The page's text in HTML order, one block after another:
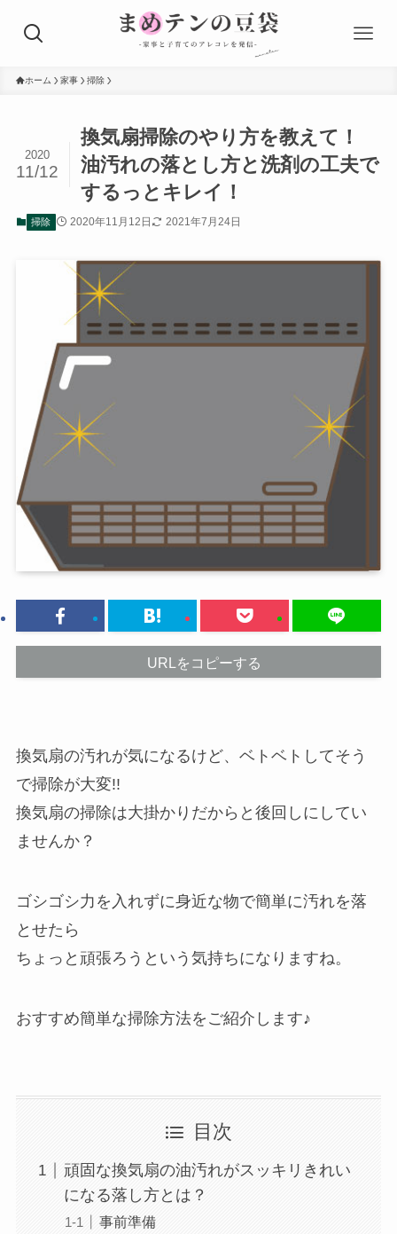
ホーム 家事 掃除
換気扇掃除のやり方を教えて！
油汚れの落とし方と洗剤の工夫で
するっとキレイ！
2020
11/12
掃除 2020年11月12日 2021年7月24日
URLをコピーする
換気扇の汚れが気になるけど、ベトベトしてそう
で掃除が大変!!
換気扇の掃除は大掛かりだからと後回しにしてい
ませんか？
ゴシゴシ力を入れずに身近な物で簡単に汚れを落
とせたら
ちょっと頑張ろうという気持ちになりますね。
おすすめ簡単な掃除方法をご紹介します♪
目次
頑固な換気扇の油汚れがスッキリきれい
になる落し方とは？
事前準備